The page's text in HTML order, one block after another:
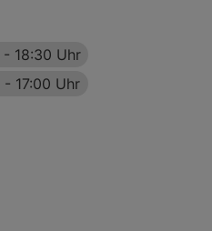
- 18:30 Uhr
- 17:00 Uhr